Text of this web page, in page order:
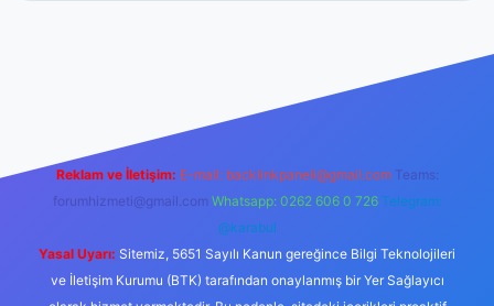
Reklam ve İletişim: E-mail: backlinkpaneli@gmail.com Teams:
forumhizmeti@gmail.com Whatsapp: 0262 606 0 726 Telegram:
@karabul
Yasal Uyarı: Sitemiz, 5651 Sayılı Kanun gereğince Bilgi Teknolojileri
ve İletişim Kurumu (BTK) tarafından onaylanmış bir Yer Sağlayıcı